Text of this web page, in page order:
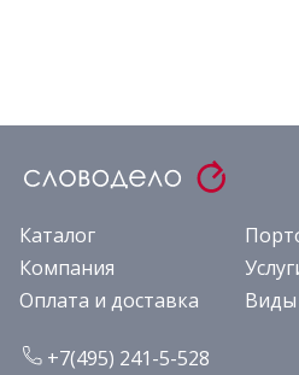
Каталог
Компания
Оплата и доставка
Виды
+7(495) 241-5-528